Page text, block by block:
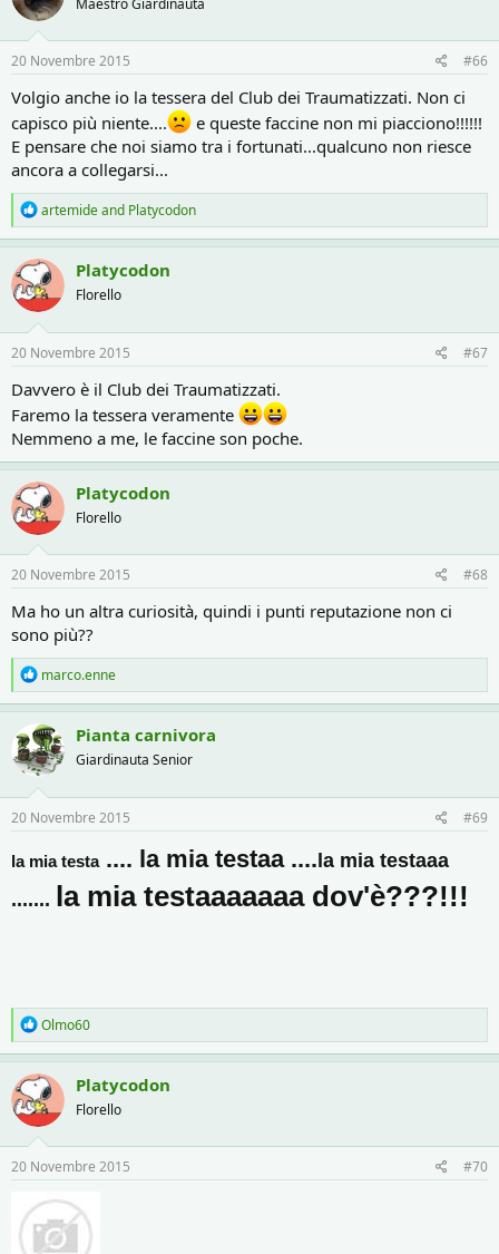
20 Novembre 2015 #66
Volgio anche io la tessera del Club dei Traumatizzati. Non ci
capisco più niente....
e queste faccine non mi piacciono!!!!!!
E pensare che noi siamo tra i fortunati...qualcuno non riesce
ancora a collegarsi...
R
e
a
c
t
i
o
n
s
:
artemideand Platycodon
Platycodon
Florello
20 Novembre 2015 #67
Davvero è il Club dei Traumatizzati.
Faremo la tessera veramente
Nemmeno a me, le faccine son poche.
Platycodon
Florello
20 Novembre 2015 #68
Ma ho un altra curiosità, quindi i punti reputazione non ci
sono più??
R
e
a
c
t
i
o
n
s
:
marco.enne
Pianta carnivora
Giardinauta Senior
20 Novembre 2015 #69
la mia testa.... la mia testaa ....la mia testaaa
....... la mia testaaaaaaa dov'è???!!!
R
e
a
c
t
i
o
n
s
:
Olmo60
Platycodon
Florello
20 Novembre 2015 #70